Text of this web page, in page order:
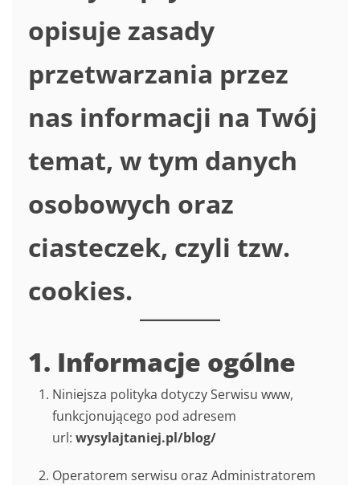
opisuje zasady
przetwarzania przez
nas informacji na Twój
temat, w tym danych
osobowych oraz
ciasteczek, czyli tzw.
cookies.
1. Informacje ogólne
Niniejsza polityka dotyczy Serwisu www,
funkcjonującego pod adresem
url: wysylajtaniej.pl/blog/
Operatorem serwisu oraz Administratorem